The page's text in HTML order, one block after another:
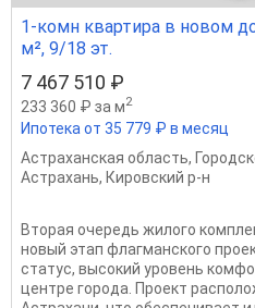
1-комн квартира в новом
м², 9/18 эт.
7 467 510 ₽
233 360 ₽ за м2
Ипотека от 35 779 ₽ в месяц
Астраханская область,
Астрахань, Кировский р-н
Вторая очередь жилого
новый этап флагманского
статус, высокий уровень
центре города. Проект